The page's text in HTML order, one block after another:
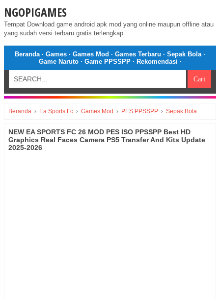
NGOPIGAMES
Tempat Download game android apk mod yang online maupun offline atau
yang sudah versi terbaru gratis terlengkap.
Beranda· Games · Games Mod · Games Terbaru · Sepak Bola·
Game Naruto· Game PPSSPP· Rekomendasi ·
Beranda › Ea Sports Fc › Games Mod › PES PPSSPP › Sepak Bola
NEW EA SPORTS FC 26 MOD PES ISO PPSSPP Best HD
Graphics Real Faces Camera PS5 Transfer And Kits Update
2025-2026